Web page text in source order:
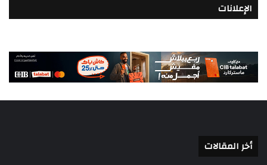
الإعلانات
أخر المقالات